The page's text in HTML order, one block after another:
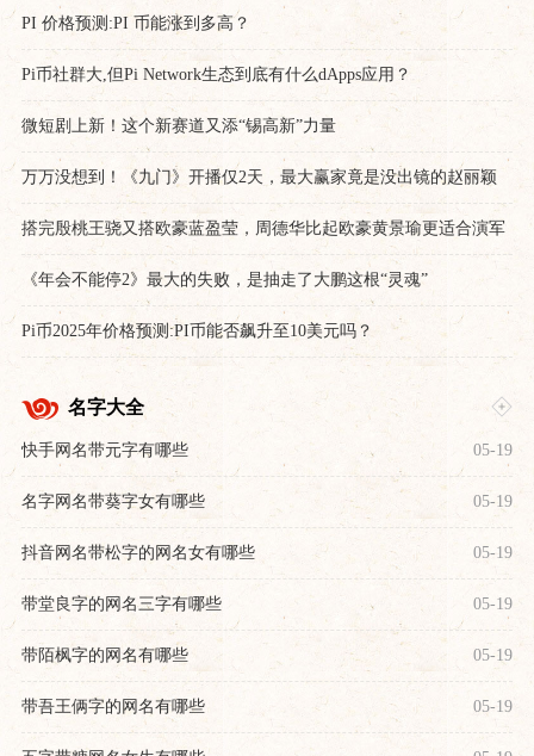
PI 价格预测:PI 币能涨到多高？
Pi币社群大,但Pi Network生态到底有什么dApps应用？
微短剧上新！这个新赛道又添“锡高新”力量
万万没想到！《九门》开播仅2天，最大赢家竟是没出镜的赵丽颖
搭完殷桃王骁又搭欧豪蓝盈莹，周德华比起欧豪黄景瑜更适合演军
《年会不能停2》最大的失败，是抽走了大鹏这根“灵魂”
Pi币2025年价格预测:PI币能否飙升至10美元吗？
名字大全
快手网名带元字有哪些 05-19
名字网名带葵字女有哪些 05-19
抖音网名带松字的网名女有哪些 05-19
带堂良字的网名三字有哪些 05-19
带陌枫字的网名有哪些 05-19
带吾王俩字的网名有哪些 05-19